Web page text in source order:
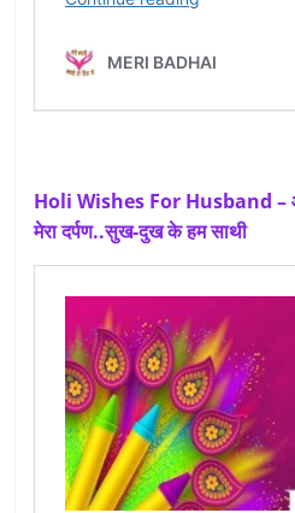
Holi Wishes For Husband –
मेरा दर्पण..सुख-दुख के हम साथी